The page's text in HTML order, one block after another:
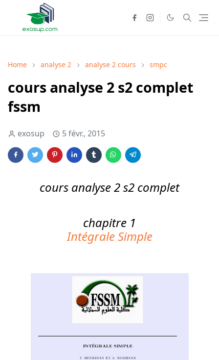
Home analyse 2 analyse 2 cours smpc
cours analyse 2 s2 complet
fssm
exosup 5 févr., 2015
cours analyse 2 s2 complet
chapitre 1
Intégrale Simple